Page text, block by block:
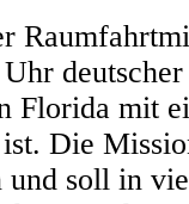
Florida mit
Die
soll in